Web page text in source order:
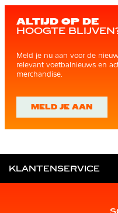
ALTIJD OP DE
HOOGTE
Meld je nu aan voor de
relevant voetbalnieuws en
merchandise.
MELD JE AAN
KLANTENSERVICE